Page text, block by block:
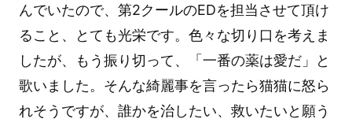
んでいたので、第2クールのEDを担当させて頂け
ること、とても光栄です。色々な切り口を考えま
したが、もう振り切って、「一番の薬は愛だ」と
歌いました。そんな綺麗事を言ったら猫猫に怒ら
れそうですが、誰かを治したい、救いたいと願う